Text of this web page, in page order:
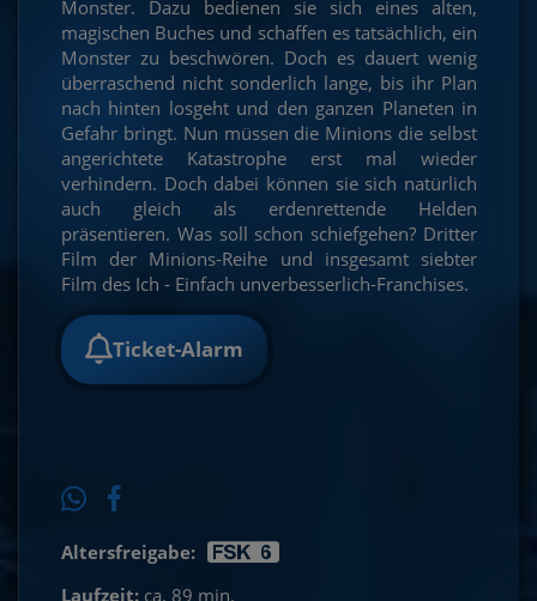
Monster. Dazu bedienen sie sich eines alten,
magischen Buches und schaffen es tatsächlich, ein
Monster zu beschwören. Doch es dauert wenig
überraschend nicht sonderlich lange, bis ihr Plan
nach hinten losgeht und den ganzen Planeten in
Gefahr bringt. Nun müssen die Minions die selbst
angerichtete Katastrophe erst mal wieder
verhindern. Doch dabei können sie sich natürlich
auch gleich als erdenrettende Helden
präsentieren. Was soll schon schiefgehen? Dritter
Film der Minions-Reihe und insgesamt siebter
Film des Ich - Einfach unverbesserlich-Franchises.
Ticket-Alarm
Altersfreigabe:
Laufzeit: ca. 89 min.